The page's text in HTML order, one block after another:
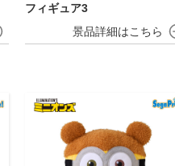
フィギュア3